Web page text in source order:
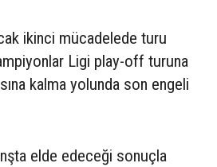
ikinci mücadelede turu
Ligi play-off turuna
kalma yolunda son engeli
elde edeceği sonuçla